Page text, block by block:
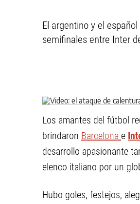
El argentino y el
semifinales entre Inter
Los amantes del fútbol
brindaron Barcelona e
desarrollo apasionante
elenco italiano por un
Hubo goles, festejos,